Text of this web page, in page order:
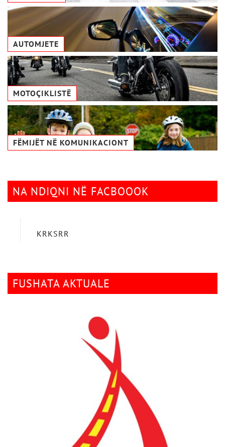
AUTOMJETE
MOTOÇIKLISTË
FËMIJËT NË KOMUNIKACIONТ
NA NDIQNI NË FACBOOOK
KRKSRR
FUSHATA AKTUALE